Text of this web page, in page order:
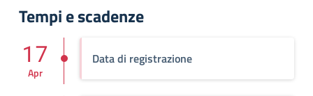
Tempi e scadenze
Data di registrazione
17
Apr